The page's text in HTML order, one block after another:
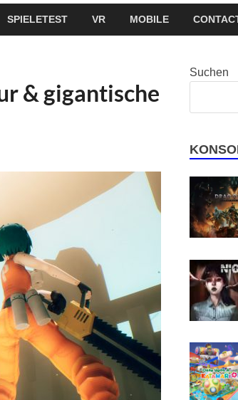
SPIELETEST VR MOBILE
& gigantische
Suchen